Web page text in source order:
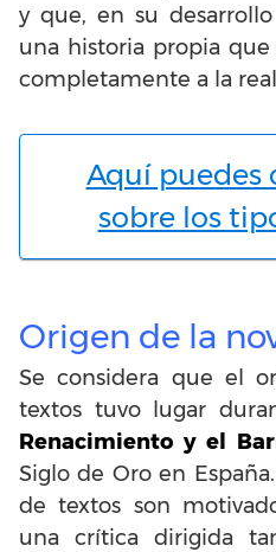
y que, en su
una historia propia
completamente a la
Aquí puedes
sobre los
Origen de la
Se considera que el
textos tuvo lugar
Renacimiento y el
Siglo de Oro en
de textos son
una crítica dirigida